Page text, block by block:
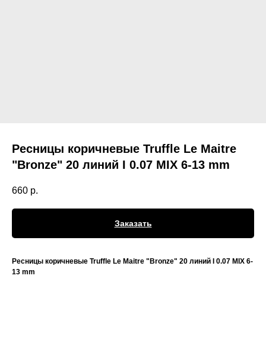
Ресницы коричневые Truffle Le Maitre
"Bronze" 20 линий I 0.07 MIX 6-13 mm
660 р.
Заказать
Ресницы коричневые Truffle Le Maitre "Bronze" 20 линий I 0.07 MIX 6-
13 mm